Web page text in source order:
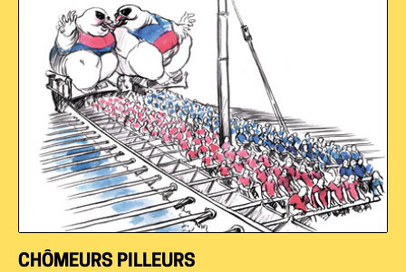
CHÔMEURS PILLEURS